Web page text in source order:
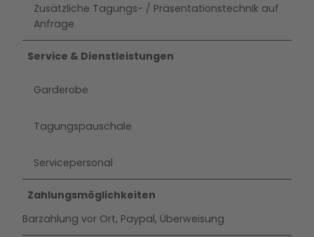
Zusätzliche Tagungs- / Präsentationstechnik auf
Anfrage
Service & Dienstleistungen
Garderobe
Tagungspauschale
Servicepersonal
Zahlungsmöglichkeiten
Barzahlung vor Ort, Paypal, Überweisung